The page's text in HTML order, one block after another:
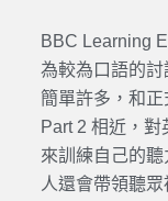
BBC Learning
為較為口語的
簡單許多，和
Part 2 相近，
來訓練自己的
人還會帶領聽